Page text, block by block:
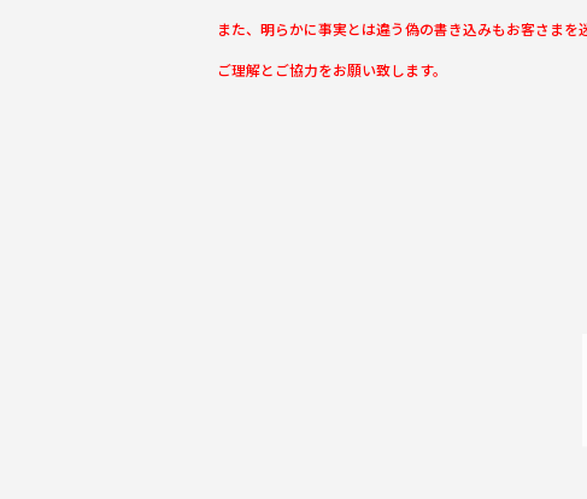
また、明らかに事実とは違う偽の書き込みもお客さまを
ご理解とご協力をお願い致します。